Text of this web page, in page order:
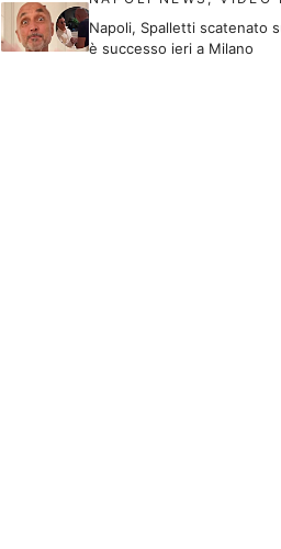
Napoli, Spalletti scatenato
è successo ieri a Milano